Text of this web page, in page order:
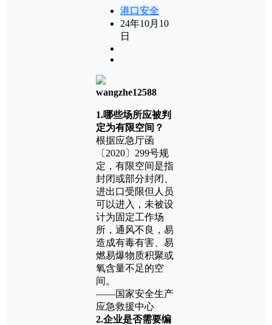
港口安全
24年10月10
日
wangzhe12588
1.哪些场所应被判
定为有限空间？
根据应急厅函
〔2020〕299号规
定，有限空间是指
封闭或部分封闭、
进出口受限但人员
可以进入，未被设
计为固定工作场
所，通风不良，易
造成有毒有害、易
燃易爆物质积聚或
氧含量不足的空
间。
——国家安全生产
应急救援中心
2.企业是否需要编